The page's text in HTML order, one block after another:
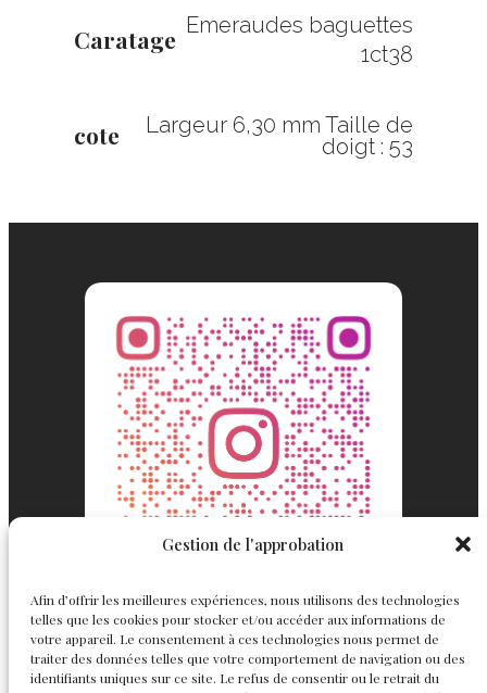
Gestion de l'approbation
Afin d’offrir les meilleures expériences, nous utilisons des technologies
telles que les cookies pour stocker et/ou accéder aux informations de
votre appareil. Le consentement à ces technologies nous permet de
traiter des données telles que votre comportement de navigation ou des
identifiants uniques sur ce site. Le refus de consentir ou le retrait du
Caratage
Emeraudes baguettes
1ct38
cote
Largeur 6,30 mm Taille de
doigt : 53